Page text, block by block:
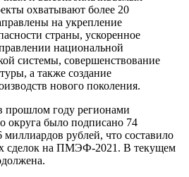
охватывают более 20
на укрепление
страны, ускоренное
национальной
системы, совершенствование
а также создание
нового поколения.
прошлом году регионами
округа было подписано 74
рублей, что составило
сделок на ПМЭФ-2021. В текущем